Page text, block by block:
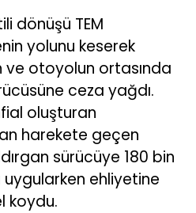
dönüşü TEM
yolunu keserek
otoyolun ortasında
ceza yağdı.
oluşturan
harekete geçen
sürücüye 180 bin
uygularken ehliyetine
koydu.